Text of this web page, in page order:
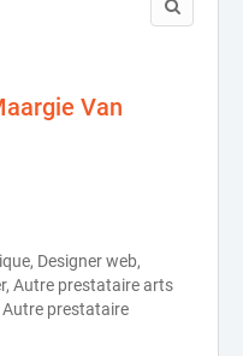
Van
Designer web,
Autre prestataire arts
prestataire